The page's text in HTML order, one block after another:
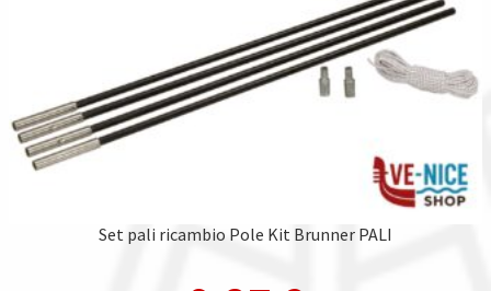
Set pali ricambio Pole Kit Brunner PALI